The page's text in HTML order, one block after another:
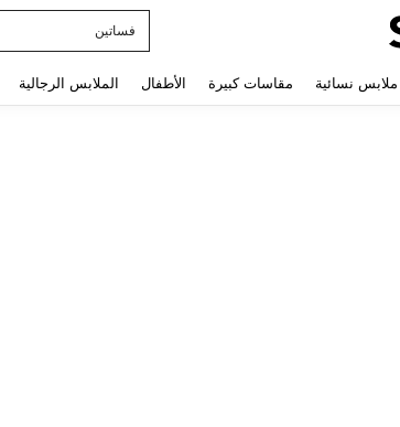
فساتين
ملابس نسائية مقاسات كبيرة الأطفال الملابس الرجالية